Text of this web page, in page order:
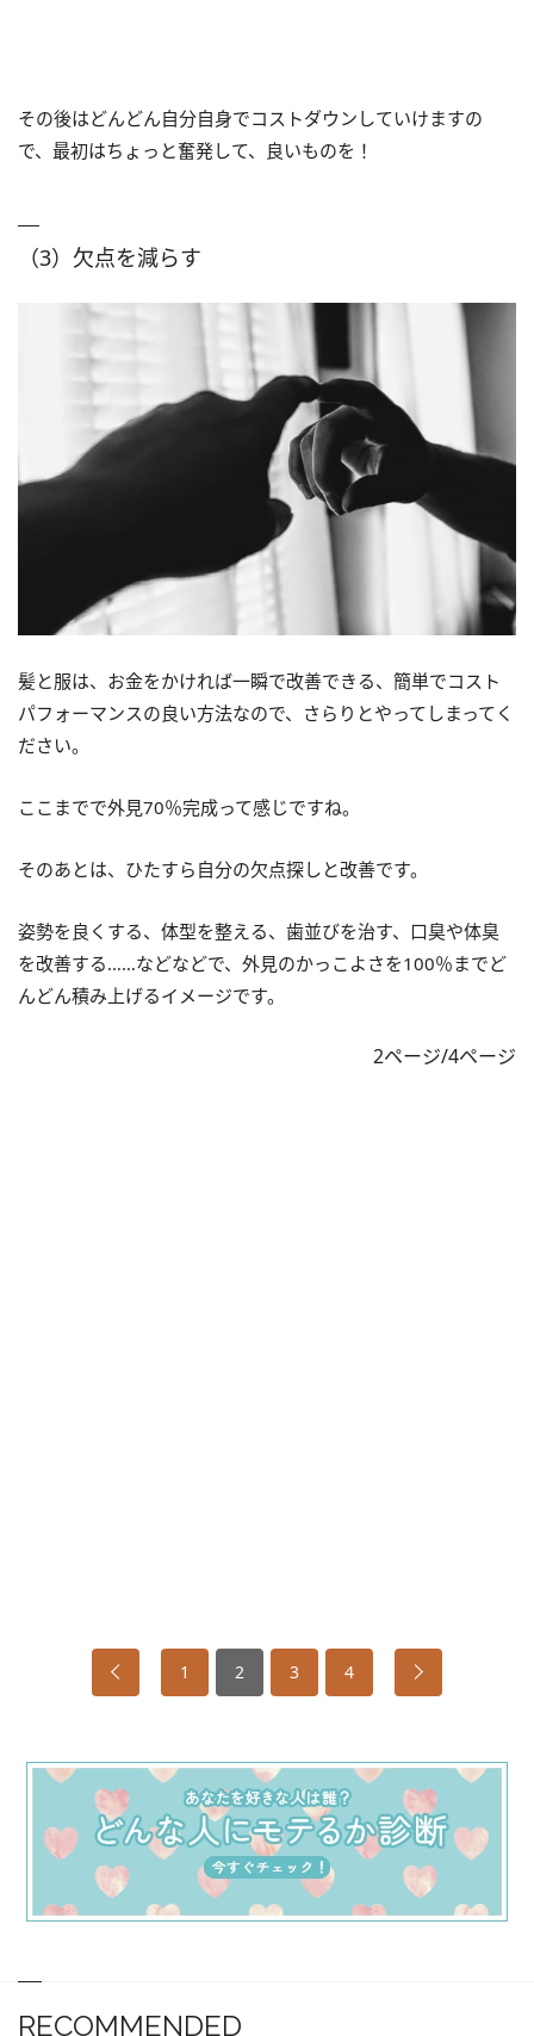
その後はどんどん自分自身でコストダウンしていけますの
で、最初はちょっと奮発して、良いものを！
（3）欠点を減らす
髪と服は、お金をかければ一瞬で改善できる、簡単でコスト
パフォーマンスの良い方法なので、さらりとやってしまってく
ださい。
ここまでで外見70％完成って感じですね。
そのあとは、ひたすら自分の欠点探しと改善です。
姿勢を良くする、体型を整える、歯並びを治す、口臭や体臭
を改善する……などなどで、外見のかっこよさを100％までど
んどん積み上げるイメージです。
2ページ/4ページ
1 2 3 4
RECOMMENDED